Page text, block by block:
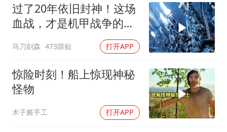
东方甄选被判赔偿江小白30万元
奋进开新局 实干挑大梁
过了20年依旧封神！这场
血战，才是机甲战争的真
马刀刻森 473跟贴 打开APP
惊险时刻！船上惊现神秘
怪物
木子酱手工 打开APP